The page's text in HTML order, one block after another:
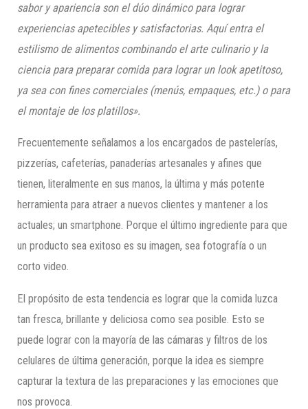
sabor y apariencia son el dúo dinámico para lograr
experiencias apetecibles y satisfactorias. Aquí entra el
estilismo de alimentos combinando el arte culinario y la
ciencia para preparar comida para lograr un look apetitoso,
ya sea con fines comerciales (menús, empaques, etc.) o para
el montaje de los platillos».
Frecuentemente señalamos a los encargados de pastelerías,
pizzerías, cafeterías, panaderías artesanales y afines que
tienen, literalmente en sus manos, la última y más potente
herramienta para atraer a nuevos clientes y mantener a los
actuales; un smartphone. Porque el último ingrediente para que
un producto sea exitoso es su imagen, sea fotografía o un
corto video.
El propósito de esta tendencia es lograr que la comida luzca
tan fresca, brillante y deliciosa como sea posible. Esto se
puede lograr con la mayoría de las cámaras y filtros de los
celulares de última generación, porque la idea es siempre
capturar la textura de las preparaciones y las emociones que
nos provoca.